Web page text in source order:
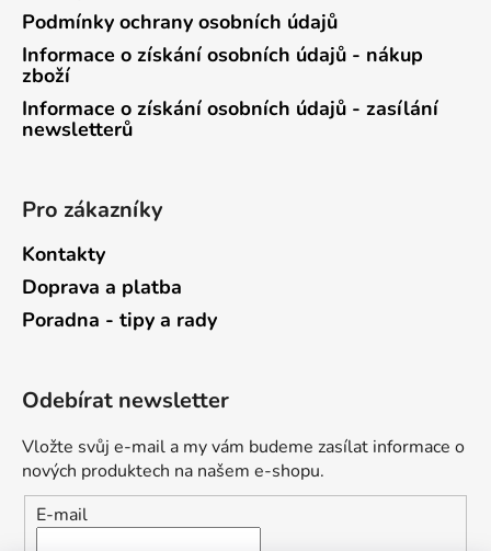
Podmínky ochrany osobních údajů
Informace o získání osobních údajů - nákup
zboží
Informace o získání osobních údajů - zasílání
newsletterů
Pro zákazníky
Kontakty
Doprava a platba
Poradna - tipy a rady
Odebírat newsletter
Vložte svůj e-mail a my vám budeme zasílat informace o
nových produktech na našem e-shopu.
E-mail